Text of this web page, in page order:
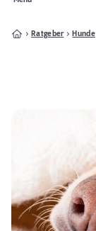
Ratgeber Hunde